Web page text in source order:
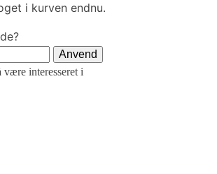
i kurven endnu.
Anvend
være interesseret i